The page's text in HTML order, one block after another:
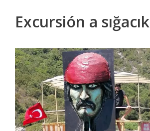
Excursión a sığacık